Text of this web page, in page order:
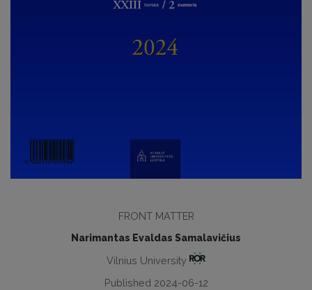
FRONT MATTER
Narimantas Evaldas Samalavičius
Vilnius University
Published 2024-06-12